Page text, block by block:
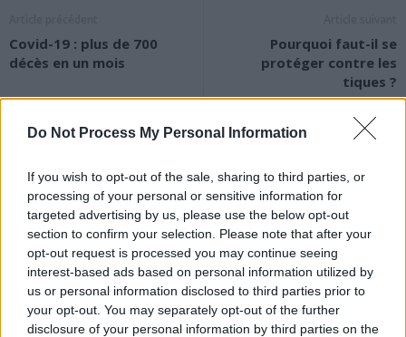
Do Not Process My Personal Information
If you wish to opt-out of the sale, sharing to third parties, or
processing of your personal or sensitive information for
targeted advertising by us, please use the below opt-out
section to confirm your selection. Please note that after your
opt-out request is processed you may continue seeing
interest-based ads based on personal information utilized by
us or personal information disclosed to third parties prior to
your opt-out. You may separately opt-out of the further
disclosure of your personal information by third parties on the
Covid-19 : plus de 700
décès en un mois
Pourquoi faut-il se
protéger contre les
tiques ?
News Santé
https://news-sante.fr
ARTICLES CONNEXES PLUS DE L'AUTEUR